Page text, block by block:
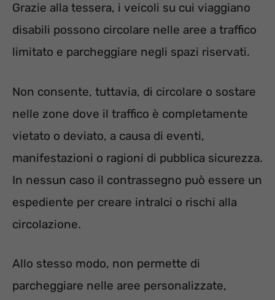
Grazie alla tessera, i veicoli su cui viaggiano
disabili possono circolare nelle aree a traffico
limitato e parcheggiare negli spazi riservati.
Non consente, tuttavia, di circolare o sostare
nelle zone dove il traffico è completamente
vietato o deviato, a causa di eventi,
manifestazioni o ragioni di pubblica sicurezza.
In nessun caso il contrassegno può essere un
espediente per creare intralci o rischi alla
circolazione.
Allo stesso modo, non permette di
parcheggiare nelle aree personalizzate,